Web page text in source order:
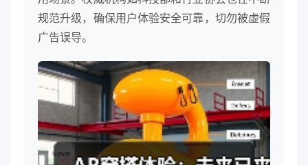
规范升级，确保用户体验安全可靠，切勿被虚假
广告误导。